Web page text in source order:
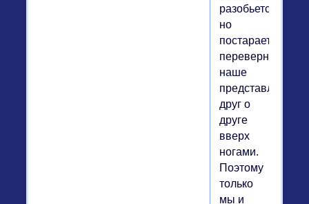
разобьется,
но
постарается
перевернуть
наше
представление
друг о
друге
вверх
ногами.
Поэтому
только
мы и